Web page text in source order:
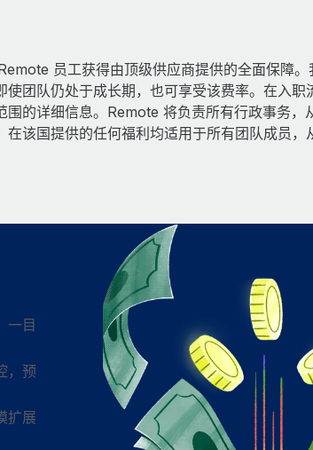
员工获得由顶级供应商提供的全面保障
团队仍处于成长期，也可享受该费率。在入
的详细信息。Remote 将负责所有行政事务，
该国提供的任何福利均适用于所有团队成员，
一目
，预
扩展